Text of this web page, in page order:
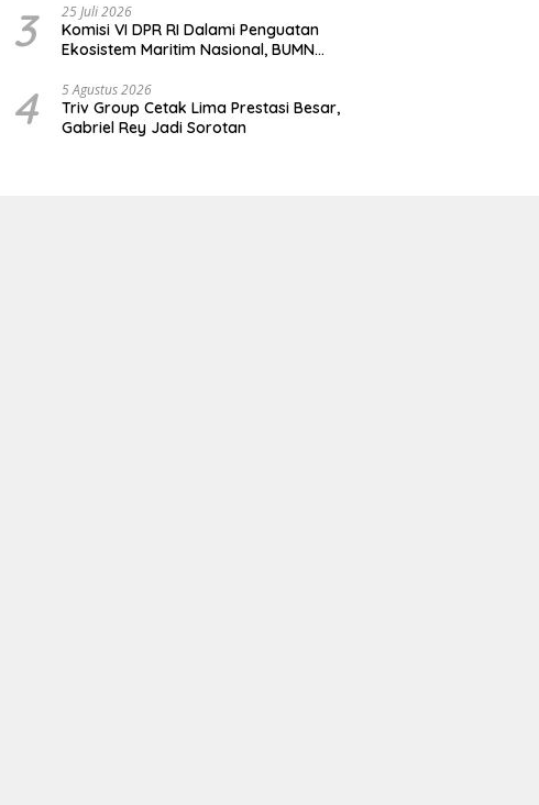
Opini
3 25 Juli 2026
Komisi VI DPR RI Dalami Penguatan
Ekosistem Maritim Nasional, BUMN
Surabaya
4 5 Agustus 2026
Triv Group Cetak Lima Prestasi Besar,
Gabriel Rey Jadi Sorotan